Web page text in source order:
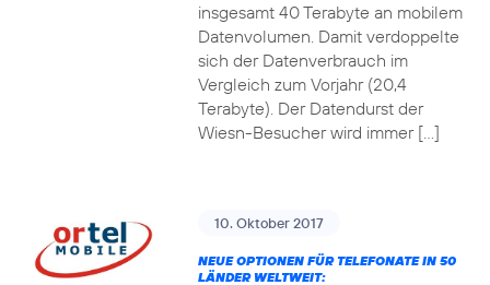
insgesamt 40 Terabyte an mobilem
Datenvolumen. Damit verdoppelte
sich der Datenverbrauch im
Vergleich zum Vorjahr (20,4
Terabyte). Der Datendurst der
Wiesn-Besucher wird immer […]
10. Oktober 2017
NEUE OPTIONEN FÜR TELEFONATE IN 50
LÄNDER WELTWEIT: